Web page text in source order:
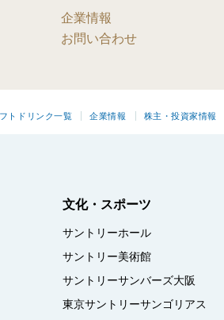
企業情報
お問い合わせ
トドリンク一覧 企業情報 株主・投資家情報
文化・スポーツ
サントリーホール
サントリー美術館
サントリーサンバーズ大阪
東京サントリーサンゴリアス